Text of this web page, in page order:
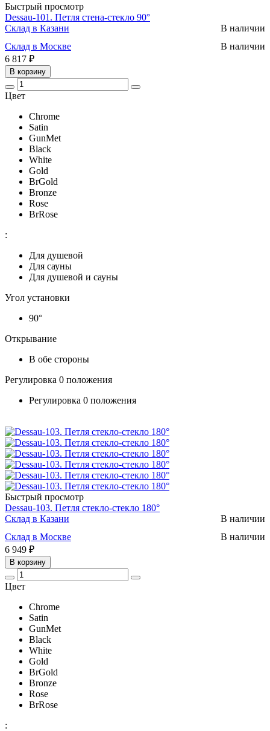
Быстрый просмотр
Dessau-101. Петля стена-стекло 90°
Склад в Казани
В наличии
Склад в Москве
В наличии
6 817 ₽
В корзину
Цвет
Chrome
Satin
GunMet
Black
White
Gold
BrGold
Bronze
Rose
BrRose
:
Для душевой
Для сауны
Для душевой и сауны
Угол установки
90°
Открывание
В обе стороны
Регулировка 0 положения
Регулировка 0 положения
Быстрый просмотр
Dessau-103. Петля стекло-стекло 180°
Склад в Казани
В наличии
Склад в Москве
В наличии
6 949 ₽
В корзину
Цвет
Chrome
Satin
GunMet
Black
White
Gold
BrGold
Bronze
Rose
BrRose
: